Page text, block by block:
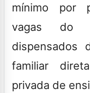
mínimo por
vagas do
dispensados
familiar
privada de